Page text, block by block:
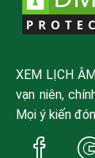
XEM LỊCH
vạn niên,
Mọi ý kiến
Trang